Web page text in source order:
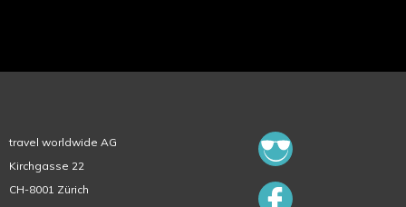
travel worldwide AG
Kirchgasse 22
CH-8001 Zürich